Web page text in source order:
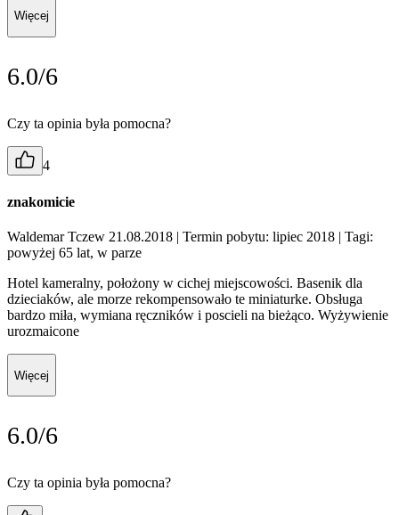
Więcej
6.0/6
Czy ta opinia była pomocna?
4
znakomicie
Waldemar Tczew 21.08.2018 | Termin pobytu: lipiec 2018 | Tagi:
powyżej 65 lat, w parze
Hotel kameralny, położony w cichej miejscowości. Basenik dla
dzieciaków, ale morze rekompensowało te miniaturke. Obsługa
bardzo miła, wymiana ręczników i poscieli na bieżąco. Wyżywienie
urozmaicone
Więcej
6.0/6
Czy ta opinia była pomocna?